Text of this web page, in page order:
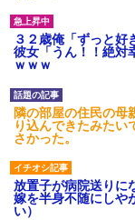
３２歳俺「ずっと
彼女「うん！！絶
ｗｗｗ
隣の部屋の住民の母
り込んできたみたい
さかった。
放置子が病院送り
嫁を半身不随にしや
い）